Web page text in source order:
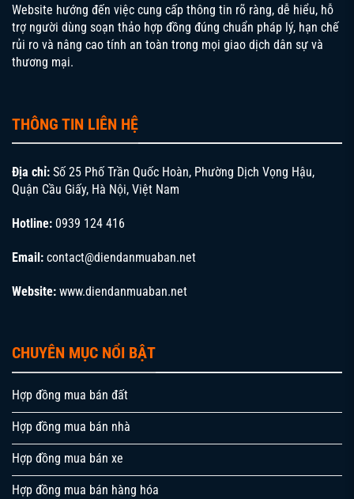
Website hướng đến việc cung cấp thông tin rõ ràng, dễ hiểu, hỗ
trợ người dùng soạn thảo hợp đồng đúng chuẩn pháp lý, hạn chế
rủi ro và nâng cao tính an toàn trong mọi giao dịch dân sự và
thương mại.
THÔNG TIN LIÊN HỆ
Địa chỉ: Số 25 Phố Trần Quốc Hoàn, Phường Dịch Vọng Hậu,
Quận Cầu Giấy, Hà Nội, Việt Nam
Hotline: 0939 124 416
Email: contact@diendanmuaban.net
Website: www.diendanmuaban.net
CHUYÊN MỤC NỔI BẬT
Hợp đồng mua bán đất
Hợp đồng mua bán nhà
Hợp đồng mua bán xe
Hợp đồng mua bán hàng hóa